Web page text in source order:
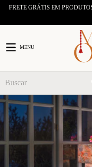
FRETE GRÁTIS EM
MENU